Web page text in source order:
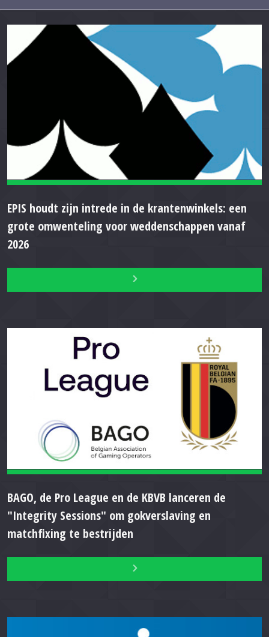
EPIS houdt zijn intrede in de krantenwinkels: een
grote omwenteling voor weddenschappen vanaf
2026
BAGO, de Pro League en de KBVB lanceren de
"Integrity Sessions" om gokverslaving en
matchfixing te bestrijden